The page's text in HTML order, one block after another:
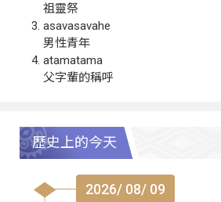
祖靈祭
asavasavahe
男性青年
atamatama
父字輩的稱呼
歷史上的今天
2026/ 08/ 09